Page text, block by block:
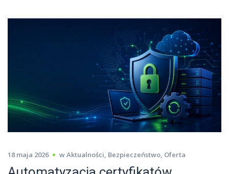
18 maja 2026 wAktualności, Bezpieczeństwo, Oferta